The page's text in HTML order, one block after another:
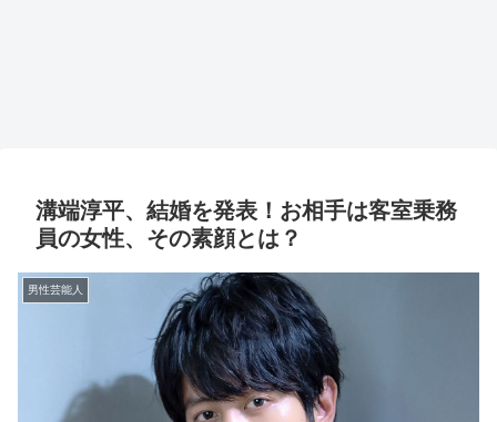
溝端淳平、結婚を発表！お相手は客室乗務
員の女性、その素顔とは？
男性芸能人